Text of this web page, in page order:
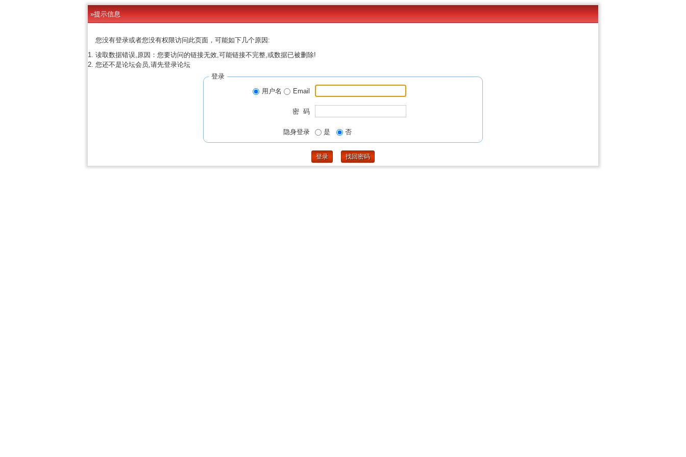
»提示信息
您没有登录或者您没有权限访问此页面，可能如下几个原因:
读取数据错误,原因：您要访问的链接无效,可能链接不完整,或数据已被删除!
您还不是论坛会员,请先登录论坛
登录
用户名
Email
密 码
隐身登录 是 否